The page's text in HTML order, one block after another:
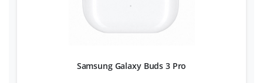
Samsung Galaxy Buds 3 Pro